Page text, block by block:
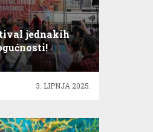
jednakih
3. LIPNJA 2025.